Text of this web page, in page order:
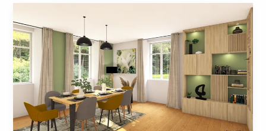
jolie
maison
de
campagne